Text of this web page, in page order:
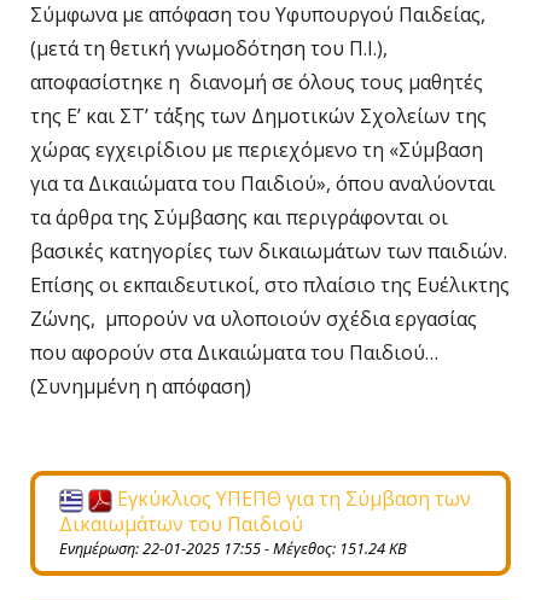
Σύμφωνα με απόφαση του Υφυπουργού Παιδείας,
(μετά τη θετική γνωμοδότηση του Π.Ι.),
αποφασίστηκε η διανομή σε όλους τους μαθητές
της Ε’ και ΣΤ’ τάξης των Δημοτικών Σχολείων της
χώρας εγχειρίδιου με περιεχόμενο τη «Σύμβαση
για τα Δικαιώματα του Παιδιού», όπου αναλύονται
τα άρθρα της Σύμβασης και περιγράφονται οι
βασικές κατηγορίες των δικαιωμάτων των παιδιών.
Επίσης οι εκπαιδευτικοί, στο πλαίσιο της Ευέλικτης
Ζώνης, μπορούν να υλοποιούν σχέδια εργασίας
που αφορούν στα Δικαιώματα του Παιδιού…
(Συνημμένη η απόφαση)
Εγκύκλιος ΥΠΕΠΘ για τη Σύμβαση των
Δικαιωμάτων του Παιδιού
Ενημέρωση: 22-01-2025 17:55 - Μέγεθος: 151.24 KB